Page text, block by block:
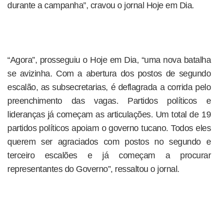
durante a campanha”, cravou o jornal Hoje em Dia.
“Agora”, prosseguiu o Hoje em Dia, “uma nova batalha
se avizinha. Com a abertura dos postos de segundo
escalão, as subsecretarias, é deflagrada a corrida pelo
preenchimento das vagas. Partidos políticos e
lideranças já começam as articulações. Um total de 19
partidos políticos apoiam o governo tucano. Todos eles
querem ser agraciados com postos no segundo e
terceiro escalões e já começam a procurar
representantes do Governo”, ressaltou o jornal.